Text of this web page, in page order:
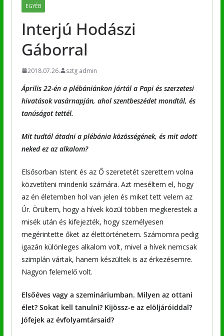
EGYÉB
Interjú Hodászi
Gáborral
2018.07.26. sztg admin
Április 22-én a plébániánkon jártál a Papi és szerzetesi
hivatások vasárnapján, ahol szentbeszédet mondtál, és
tanúságot tettél.
Mit tudtál átadni a plébánia közösségének, és mit adott
neked ez az alkalom?
Elsősorban Istent és az Ő szeretetét szerettem volna
közvetíteni mindenki számára. Azt meséltem el, hogy
az én életemben hol van jelen és miket tett velem az
Úr. Örültem, hogy a hívek közül többen megkerestek a
misék után és kifejezték, hogy személyesen
megérintette őket az élettörténetem. Számomra pedig
igazán különleges alkalom volt, mivel a hívek nemcsak
szimplán vártak, hanem készültek is az érkezésemre.
Nagyon felemelő volt.
Elsőéves vagy a szemináriumban. Milyen az ottani
élet? Sokat kell tanulni? Kijössz-e az elöljáróiddal?
Jófejek az évfolyamtársaid?